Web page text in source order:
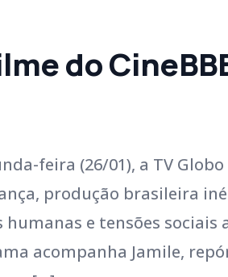
do
feira (26/01), a TV
produção brasileira
e tensões sociais
acompanha Jamile,